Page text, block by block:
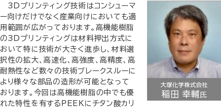
3Dプリンティング技術はコンシューマ
ー向けだけでなく産業向けにおいても適
用範囲が広がっております。高機能樹脂
の3Dプリンティングは材料押出方式に
おいて特に技術が大きく進歩し、材料選
択性の拡大、高速化、高強度、高精度、高
耐熱性など数々の技術ブレークスルーに
より様々な部品の造形が可能となって
おります。今回は高機能樹脂の中でも優
れた特性を有するPEEKにチタン酸カリ